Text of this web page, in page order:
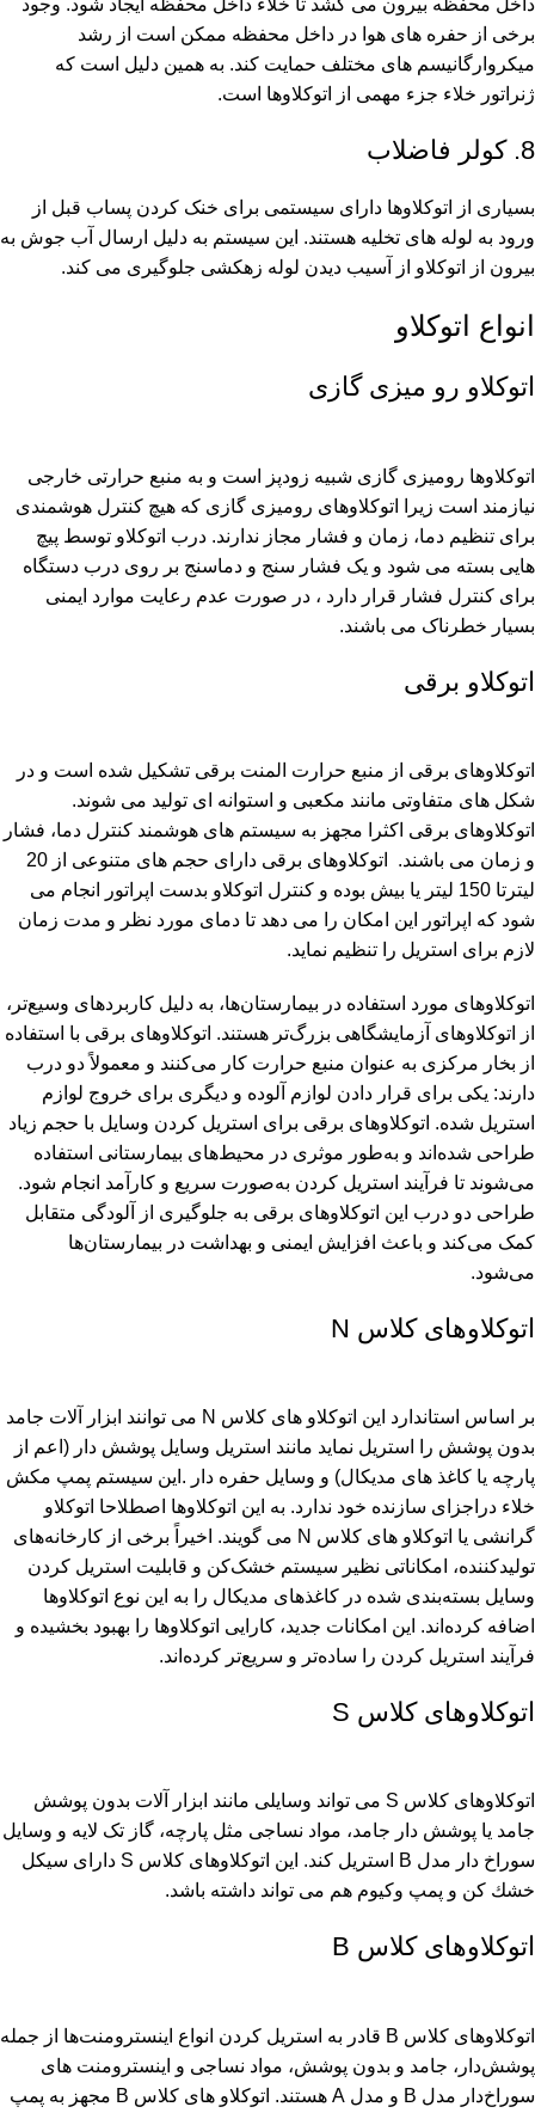
داخل محفظه بیرون می کشد تا خلاء داخل محفظه ایجاد شود. وجود
برخی از حفره های هوا در داخل محفظه ممکن است از رشد
میکروارگانیسم های مختلف حمایت کند. به همین دلیل است که
ژنراتور خلاء جزء مهمی از اتوکلاوها است.
8. کولر فاضلاب
بسیاری از اتوکلاوها دارای سیستمی برای خنک کردن پساب قبل از
ورود به لوله های تخلیه هستند. این سیستم به دلیل ارسال آب جوش به
بیرون از اتوکلاو از آسیب دیدن لوله زهکشی جلوگیری می کند.
انواع اتوکلاو
اتوکلاو رو میزی گازی
اتوکلاوها رومیزی گازی شبیه زودپز است و به منبع حرارتی خارجی
نیازمند است زیرا اتوکلاوهای رومیزی گازی که هيچ كنترل هوشمندی
برای تنظیم دما، زمان و فشار مجاز ندارند. درب اتوکلاو توسط پیچ
هایی بسته می شود و یک فشار سنج و دماسنج بر روی درب دستگاه
برای کنترل فشار قرار دارد ، در صورت عدم رعایت موارد ایمنی
بسیار خطرناک می باشند.
اتوکلاو برقی
اتوكلاوهاى برقى از منبع حرارت المنت برقى تشکیل شده است و در
شکل های متفاوتی مانند مكعبى و استوانه اى توليد مى شوند.
اتوكلاوهای برقی اکثرا مجهز به سيستم های هوشمند کنترل دما، فشار
و زمان می باشند. اتوكلاوهای برقی داراى حجم هاى متنوعى از 20
ليترتا 150 ليتر یا بيش بوده و كنترل اتوكلاو بدست اپراتور انجام می
شود که اپراتور این امکان را می دهد تا دمای مورد نظر و مدت زمان
لازم برای استریل را تنظیم نماید.
اتوکلاوهای مورد استفاده در بیمارستان‌ها، به دلیل کاربردهای وسیع‌تر،
از اتوکلاوهای آزمایشگاهی بزرگ‌تر هستند. اتوكلاوهاى برقى با استفاده
از بخار مرکزی به عنوان منبع حرارت کار می‌کنند و معمولاً دو درب
دارند: یکی برای قرار دادن لوازم آلوده و دیگری برای خروج لوازم
استریل شده. اتوکلاوهای برقی برای استریل کردن وسایل با حجم زیاد
طراحی شده‌اند و به‌طور موثری در محیط‌های بیمارستانی استفاده
می‌شوند تا فرآیند استریل کردن به‌صورت سریع و کارآمد انجام شود.
طراحی دو درب این اتوکلاوهای برقی به جلوگیری از آلودگی متقابل
کمک می‌کند و باعث افزایش ایمنی و بهداشت در بیمارستان‌ها
می‌شود.
اتوکلاوهای كلاس N
بر اساس استاندارد اين اتوكلاو های کلاس N مى توانند ابزار آلات جامد
بدون پوشش را استريل نمايد مانند استریل وسایل پوشش دار (اعم از
پارچه یا كاغذ های مدیکال) و وسایل حفره دار .این سيستم پمپ مکش
خلاء دراجزای سازنده خود ندارد. به این اتوکلاوها اصطلاحا اتوکلاو
گرانشی یا اتوكلاو های کلاس N می گویند. اخیراً برخی از کارخانه‌های
تولیدکننده، امکاناتی نظیر سیستم خشک‌کن و قابلیت استریل کردن
وسایل بسته‌بندی شده در کاغذهای مدیکال را به این نوع اتوکلاوها
اضافه کرده‌اند. این امکانات جدید، کارایی اتوکلاوها را بهبود بخشیده و
فرآیند استریل کردن را ساده‌تر و سریع‌تر کرده‌اند.
اتوكلاوهای كلاس S
اتوكلاوهای کلاس S می تواند وسایلی مانند ابزار آلات بدون پوشش
جامد یا پوشش دار جامد، مواد نساجی مثل پارچه، گاز تک لایه و وسایل
سوراخ دار مدل B استریل کند. این اتوكلاوهای كلاس S دارای سيكل
خشك كن و پمپ وكيوم هم می تواند داشته باشد.
اتوکلاوهای كلاس B
اتوکلاوهای کلاس B قادر به استریل کردن انواع اینسترومنت‌ها از جمله
پوشش‌دار، جامد و بدون پوشش، مواد نساجی و اینسترومنت‌ های
سوراخ‌دار مدل B و مدل A هستند. اتوکلاو های کلاس B
مجهز به پمپ